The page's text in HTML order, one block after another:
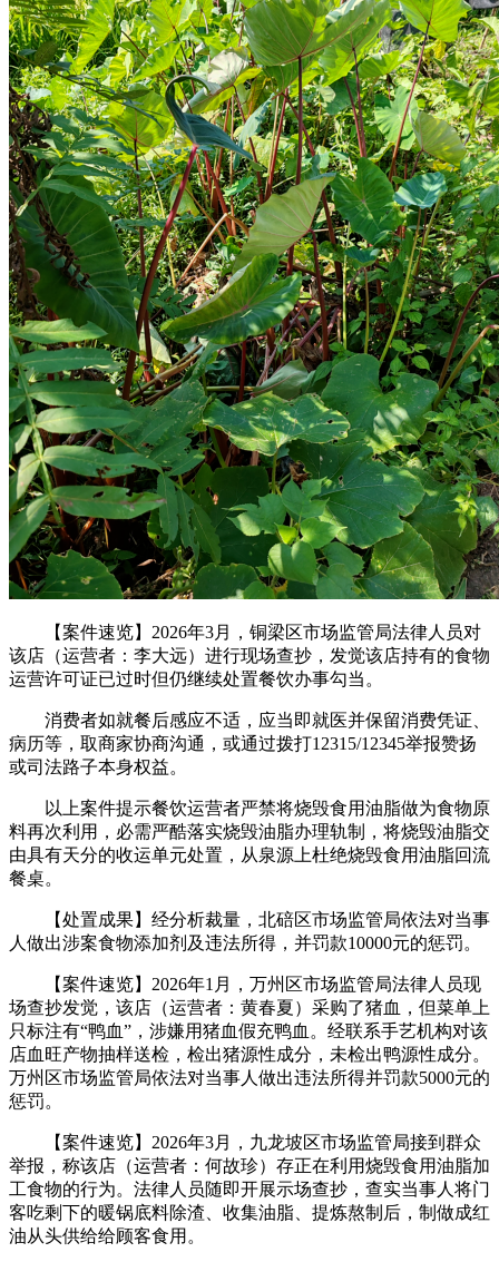
【案件速览】2026年3月，铜梁区市场监管局法律人员对
该店（运营者：李大远）进行现场查抄，发觉该店持有的食物
运营许可证已过时但仍继续处置餐饮办事勾当。
消费者如就餐后感应不适，应当即就医并保留消费凭证、
病历等，取商家协商沟通，或通过拨打12315/12345举报赞扬
或司法路子本身权益。
以上案件提示餐饮运营者严禁将烧毁食用油脂做为食物原
料再次利用，必需严酷落实烧毁油脂办理轨制，将烧毁油脂交
由具有天分的收运单元处置，从泉源上杜绝烧毁食用油脂回流
餐桌。
【处置成果】经分析裁量，北碚区市场监管局依法对当事
人做出涉案食物添加剂及违法所得，并罚款10000元的惩罚。
【案件速览】2026年1月，万州区市场监管局法律人员现
场查抄发觉，该店（运营者：黄春夏）采购了猪血，但菜单上
只标注有“鸭血”，涉嫌用猪血假充鸭血。经联系手艺机构对该
店血旺产物抽样送检，检出猪源性成分，未检出鸭源性成分。
万州区市场监管局依法对当事人做出违法所得并罚款5000元的
惩罚。
【案件速览】2026年3月，九龙坡区市场监管局接到群众
举报，称该店（运营者：何故珍）存正在利用烧毁食用油脂加
工食物的行为。法律人员随即开展示场查抄，查实当事人将门
客吃剩下的暖锅底料除渣、收集油脂、提炼熬制后，制做成红
油从头供给给顾客食用。